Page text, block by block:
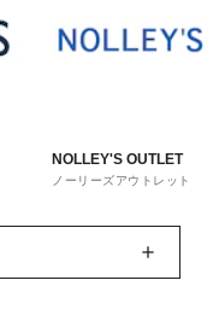
NOLLEY'S OUTLET
ノーリーズアウトレット